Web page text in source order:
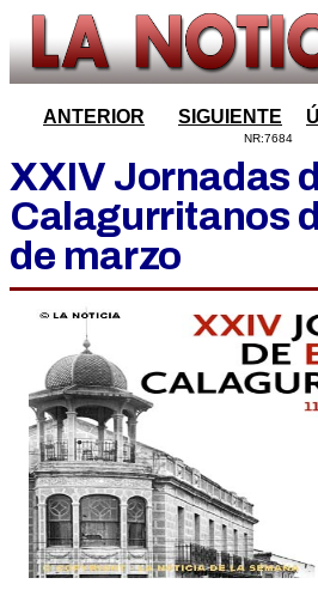
ANTERIOR SIGUIENTE
NR:7684
XXIV Jornadas
Calagurritanos
de marzo